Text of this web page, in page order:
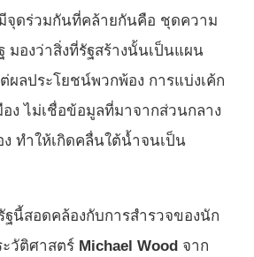
จุดร่วมกันที่คล้ายกันคือ ชุดความ
มองว่าสิ่งที่รัฐสร้างนั้นเป็นแผน
ผลประโยชน์พวกพ้อง การแบ่งเค้ก
อง ไม่เชื่อข้อมูลที่มาจากส่วนกลาง
ง ทำให้เกิดคลื่นใต้น้ำจนเป็น
ฐนี้สอดคล้องกับการสำรวจของนัก
วัติศาสตร์ Michael Wood จาก